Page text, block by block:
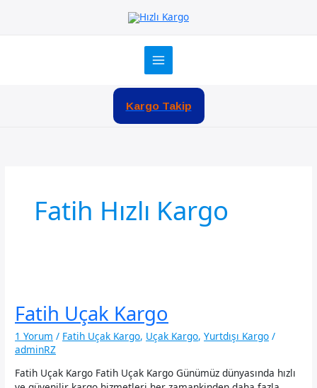
Kargo Takip
Fatih Hızlı Kargo
Fatih Uçak Kargo
1 Yorum / Fatih Uçak Kargo, Uçak Kargo,Yurtdışı Kargo /
adminRZ
Fatih Uçak Kargo Fatih Uçak Kargo Günümüz dünyasında hızlı